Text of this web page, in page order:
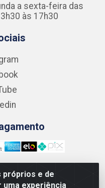
próprios e de
experiência
a sexta-feira das
às 17h30
18.217.682/0001-54 -